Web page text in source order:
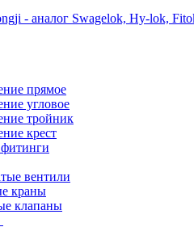
прямое
угловое
тройник
крест
вентили
краны
клапаны